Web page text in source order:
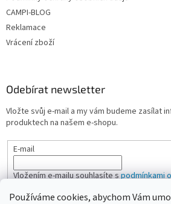
Používáme cookies, abychom Vám
CAMPI-BLOG
Reklamace
Vrácení zboží
Odebírat newsletter
Vložte svůj e-mail a my vám budeme zasílat
produktech na našem e-shopu.
E-mail
Vložením e-mailu souhlasíte spodmínkami